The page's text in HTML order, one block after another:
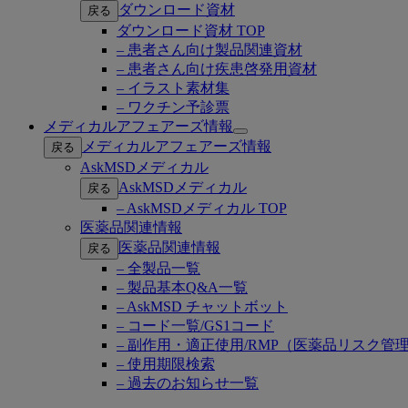
戻る
ダウンロード資材
ダウンロード資材 TOP
– 患者さん向け製品関連資材
– 患者さん向け疾患啓発用資材
– イラスト素材集
– ワクチン予診票
メディカルアフェアーズ情報
Open
submenu
戻る
メディカルアフェアーズ情報
AskMSDメディカル
戻る
AskMSDメディカル
– AskMSDメディカル TOP
医薬品関連情報
戻る
医薬品関連情報
– 全製品一覧
– 製品基本Q&A一覧
– AskMSD チャットボット
– コード一覧/GS1コード
– 副作用・適正使用/RMP（医薬品リスク管
– 使用期限検索
– 過去のお知らせ一覧